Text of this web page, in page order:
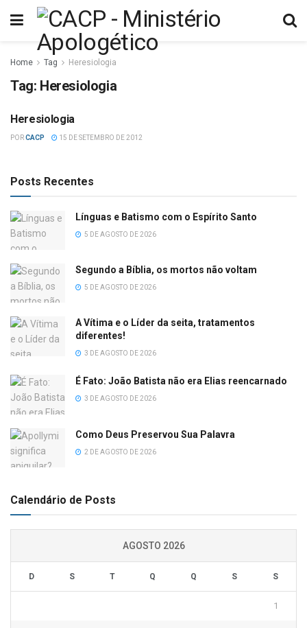
Home Tag Heresiologia
Tag: Heresiologia
APOLOGIA
Heresiologia
PORCACP 15 DE SETEMBRO DE 2012
Posts Recentes
Línguas e Batismo com o Espírito Santo
5 DE AGOSTO DE 2026
Segundo a Bíblia, os mortos não voltam
5 DE AGOSTO DE 2026
A Vítima e o Líder da seita, tratamentos
diferentes!
3 DE AGOSTO DE 2026
É Fato: João Batista não era Elias reencarnado
3 DE AGOSTO DE 2026
Como Deus Preservou Sua Palavra
2 DE AGOSTO DE 2026
Calendário de Posts
AGOSTO 2026
D S T Q Q S S
1